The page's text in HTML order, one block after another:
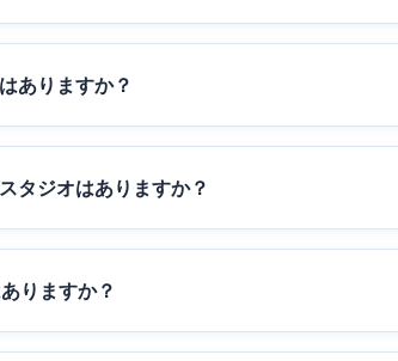
ありますか？
タジオはありますか？
りますか？